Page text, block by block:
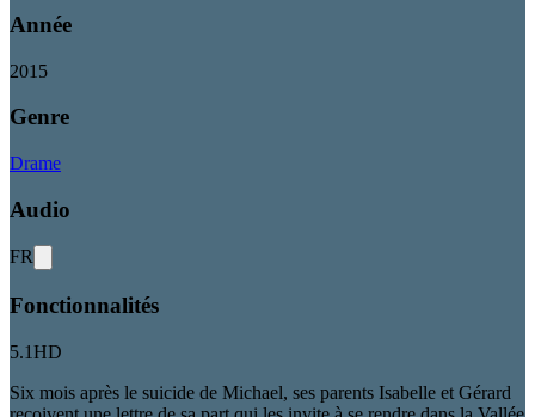
Année
2015
Genre
Drame
Audio
FR
Fonctionnalités
5.1HD
Six mois après le suicide de Michael, ses parents Isabelle et Gérard